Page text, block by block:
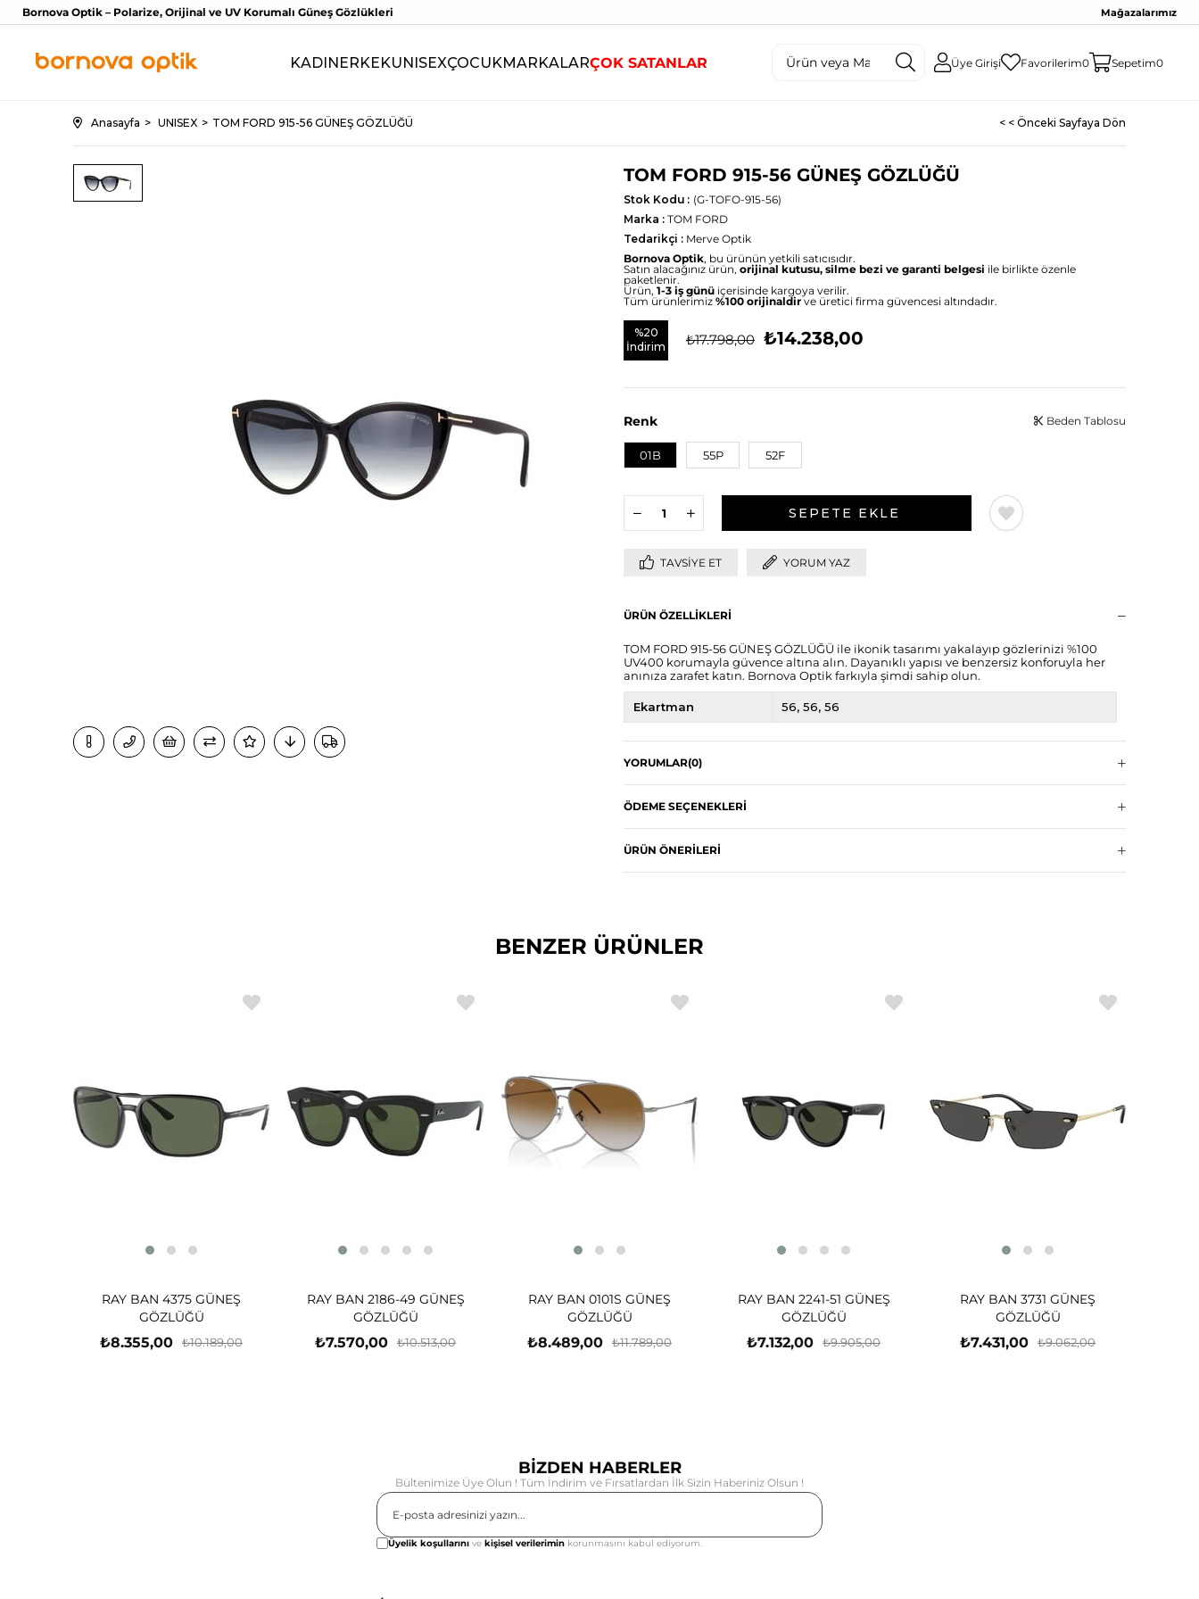
Bornova Optik – Polarize, Orijinal ve UV Korumalı Güneş Gözlükleri Mağazalarımız
KADINERKEKUNISEXÇOCUKMARKALARÇOK SATANLAR Üye Girişi Favorilerim0 Sepetim0
Anasayfa UNISEX TOM FORD 915-56 GÜNEŞ GÖZLÜĞÜ < < Önceki Sayfaya Dön
TOM FORD 915-56 GÜNEŞ GÖZLÜĞÜ
(G-TOFO-915-56)
Stok Kodu
Marka : TOM FORD
Tedarikçi : Merve Optik
Bornova Optik, bu ürünün yetkili satıcısıdır.
Satın alacağınız ürün, orijinal kutusu, silme bezi ve garanti belgesi ile birlikte özenle
paketlenir.
Ürün, 1-3 iş günü içerisinde kargoya verilir.
Tüm ürünlerimiz %100 orijinaldirve üretici firma güvencesi altındadır.
%20
İndirim
₺17.798,00 ₺14.238,00
Renk
01B 55P 52F
Beden Tablosu
TAVSIYE ET YORUM YAZ
ÜRÜN ÖZELLIKLERI
TOM FORD 915-56 GÜNEŞ GÖZLÜĞÜ ile ikonik tasarımı yakalayıp gözlerinizi %100
UV400 korumayla güvence altına alın. Dayanıklı yapısı ve benzersiz konforuyla her
anınıza zarafet katın. Bornova Optik farkıyla şimdi sahip olun.
Ekartman 56 56 56
YORUMLAR(0)
ÖDEME SEÇENEKLERI
ÜRÜN ÖNERILERI
BENZER ÜRÜNLER
RAY BAN 4375 GÜNEŞ
GÖZLÜĞÜ
₺8.355,00 ₺10.189,00
RAY BAN 2186-49 GÜNEŞ
GÖZLÜĞÜ
₺7.570,00 ₺10.513,00
RAY BAN 0101S GÜNEŞ
GÖZLÜĞÜ
₺8.489,00 ₺11.789,00
RAY BAN 2241-51 GÜNEŞ
GÖZLÜĞÜ
₺7.132,00 ₺9.905,00
RAY BAN 3731 GÜNEŞ
GÖZLÜĞÜ
₺7.431,00 ₺9.062,00
BİZDEN HABERLER
Bültenimize Üye Olun ! Tüm İndirim ve Fırsatlardan İlk Sizin Haberiniz Olsun !
Üyelik koşullarını ve kişisel verilerimin korunmasını kabul ediyorum.